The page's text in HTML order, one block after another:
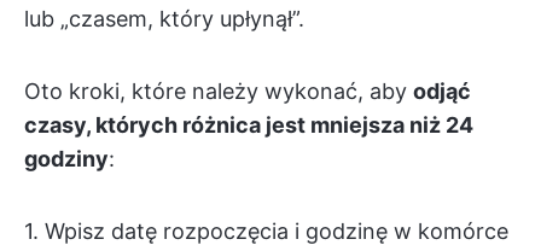
lub „czasem, który upłynął”.
Oto kroki, które należy wykonać, aby odjąć
czasy, których różnica jest mniejsza niż 24
godziny:
1. Wpisz datę rozpoczęcia i godzinę w komórce